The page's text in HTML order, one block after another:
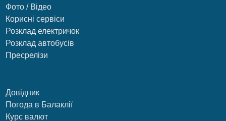
Фото / Відео
Корисні сервіси
Розклад електричок
Розклад автобусів
Пресрелізи
Довідник
Погода в Балаклії
Курс валют